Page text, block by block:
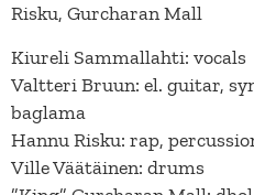
Risku, Gurcharan Mall
Kiureli Sammallahti: vocals
Valtteri Bruun: el. guitar,
baglama
Hannu Risku: rap,
Ville Väätäinen: drums